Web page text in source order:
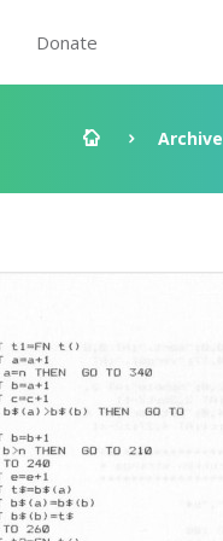
Donate
Archive